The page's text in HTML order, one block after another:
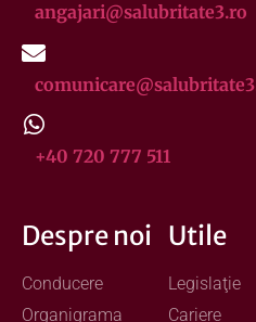
angajari@salubritate3.ro
+40 720 777 511
Despre noi
Conducere
Organigrama
Utile
Legislaţie
Cariere